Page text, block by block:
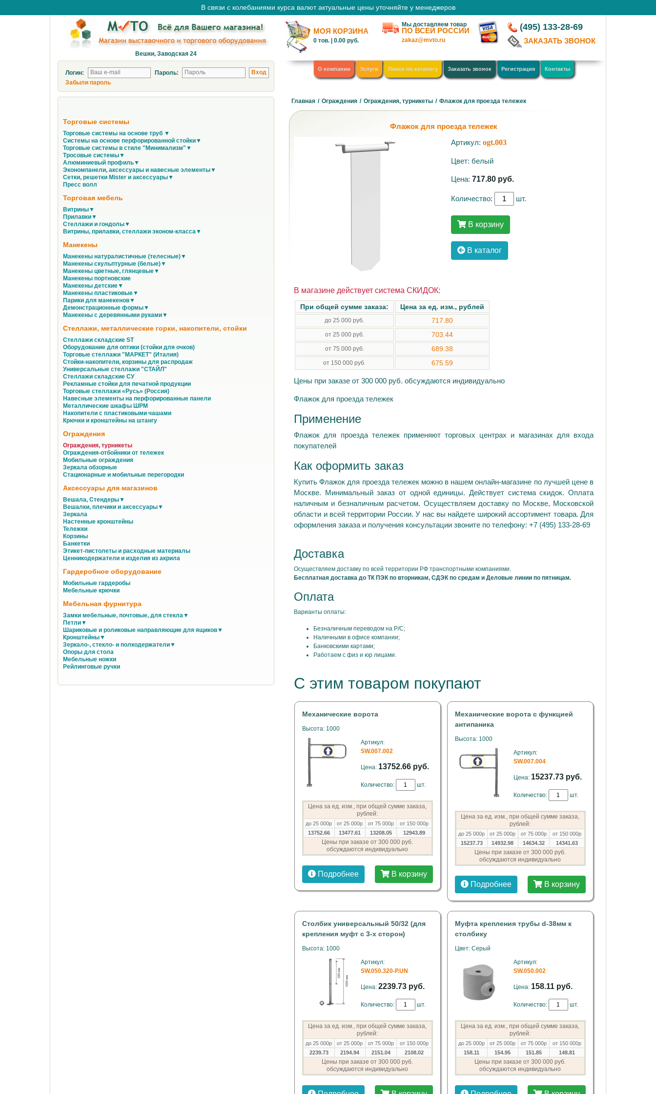
В связи с колебаниями курса валют актуальные цены уточняйте у менеджеров
Вешки, Заводская 24
МОЯ КОРЗИНА
0 тов. |0.00 руб.
Мы доставляем товар
ПО ВСЕЙ РОССИИ
zakaz@mvto.ru
(495) 133-28-69
ЗАКАЗАТЬ ЗВОНОК
Логин:
Пароль:
Забыли пароль
О компании Услуги Поиск по каталогу Заказать звонок Регистрация Контакты
Торговые системы
Торговые системы на основе труб ▼
Системы на основе перфорированной стойки▼
Торговые системы в стиле "Минимализм"▼
Тросовые системы▼
Алюминиевый профиль▼
Экономпанели, аксессуары и навесные элементы▼
Сетки, решетки Mister и аксессуары▼
Пресс волл
Торговая мебель
Витрины▼
Прилавки▼
Стеллажи и гондолы▼
Витрины, прилавки, стеллажи эконом-класса▼
Манекены
Манекены натуралистичные (телесные)▼
Манекены скульптурные (белые)▼
Манекены цветные, глянцевые▼
Манекены портновские
Манекены детские▼
Манекены пластиковые▼
Парики для манекенов▼
Демонстрационные формы▼
Манекены с деревянными руками▼
Стеллажи, металлические горки, накопители, стойки
Стеллажи складские ST
Оборудование для оптики (стойки для очков)
Торговые стеллажи "МАРКЕТ" (Италия)
Стойки-накопители, корзины для распродаж
Универсальные стеллажи "СТАЙЛ"
Стеллажи складские СУ
Рекламные стойки для печатной продукции
Торговые стеллажи «Русь» (Россия)
Навесные элементы на перфорированные панели
Металлические шкафы ШРМ
Накопители с пластиковыми чашами
Крючки и кронштейны на штангу
Ограждения
Ограждения, турникеты
Ограждения-отбойники от тележек
Мобильные ограждения
Зеркала обзорные
Стационарные и мобильные перегородки
Аксессуары для магазинов
Вешала, Стендеры▼
Вешалки, плечики и аксессуары▼
Зеркала
Настенные кронштейны
Тележки
Корзины
Банкетки
Этикет-пистолеты и расходные материалы
Ценникодержатели и изделия из акрила
Гардеробное оборудование
Мобильные гардеробы
Мебельные крючки
Мебельная фурнитура
Замки мебельные, почтовые, для стекла▼
Петли▼
Шариковые и роликовые направляющие для ящиков▼
Кронштейны▼
Зеркало-, стекло- и полкодержатели▼
Опоры для стола
Мебельные ножки
Рейлинговые ручки
Главная / Ограждения / Ограждения, турникеты / Флажок для проезда тележек
Флажок для проезда тележек
Артикул:ogt.003
Цвет: белый
Цена:717.80 руб.
Количество: шт.
В корзину
В каталог
В магазине действует система СКИДОК:
При общей сумме заказа: Цена за ед. изм., рублей
до 25 000 руб. 717.80
от 25 000 руб. 703.44
от 75 000 руб. 689.38
от 150 000 руб. 675.59
Цены при заказе от 300 000 руб. обсуждаются индивидуально
Флажок для проезда тележек
Применение
Флажок для проезда тележек применяют торговых центрах и магазинах для входа
покупателей
Как оформить заказ
Купить Флажок для проезда тележек можно в нашем онлайн-магазине по лучшей цене в
Москве. Минимальный заказ от одной единицы. Действует система скидок. Оплата
наличным и безналичным расчетом. Осуществляем доставку по Москве, Московской
области и всей территории России. У нас вы найдете широкий ассортимент товара. Для
оформления заказа и получения консультации звоните по телефону: +7 (495) 133-28-69
Доставка
Осуществляем доставку по всей территории РФ транспортными компаниями.
Бесплатная доставка до ТК ПЭК по вторникам, СДЭК по средам и Деловые линии по пятницам.
Оплата
Варианты оплаты:
Безналичным переводом на Р/С;
Наличными в офисе компании;
Банковскими картами;
Работаем с физ и юр лицами.
С этим товаром покупают
Механические ворота
Высота: 1000
Артикул:
SW.007.002
Цена: 13752.66 руб.
Количество: шт.
Цена за ед. изм., при общей сумме заказа,
рублей:
до 25 000р от 25 000р от 75 000р
от 150 000р
13752.66
13477.61 13208.05 12943.89
Цены при заказе от 300 000 руб.
обсуждаются индивидуально
Подробнее В корзину
Механические ворота c функцией
антипаника
Высота: 1000
Артикул:
SW.007.004
Цена: 15237.73 руб.
Количество: шт.
Цена за ед. изм., при общей сумме заказа,
рублей:
до 25 000р от 25 000р от 75 000р
от 150 000р
15237.73
14932.98 14634.32 14341.63
Цены при заказе от 300 000 руб.
обсуждаются индивидуально
Подробнее В корзину
Столбик универсальный 50/32 (для
крепления муфт с 3-х сторон)
Высота: 1000
Артикул:
SW.050.320-P.UN
Цена: 2239.73 руб.
Количество: шт.
Цена за ед. изм., при общей сумме заказа,
рублей:
до 25 000р от 25 000р от 75 000р
от 150 000р
2239.73
2194.94 2151.04 2108.02
Цены при заказе от 300 000 руб.
обсуждаются индивидуально
Муфта крепления трубы d-38мм к
столбику
Цвет: Серый
Артикул:
SW.050.002
Цена: 158.11 руб.
Количество: шт.
Цена за ед. изм., при общей сумме заказа,
рублей:
до 25 000р от 25 000р от 75 000р
от 150 000р
158.11
154.95 151.85 148.81
Цены при заказе от 300 000 руб.
обсуждаются индивидуально